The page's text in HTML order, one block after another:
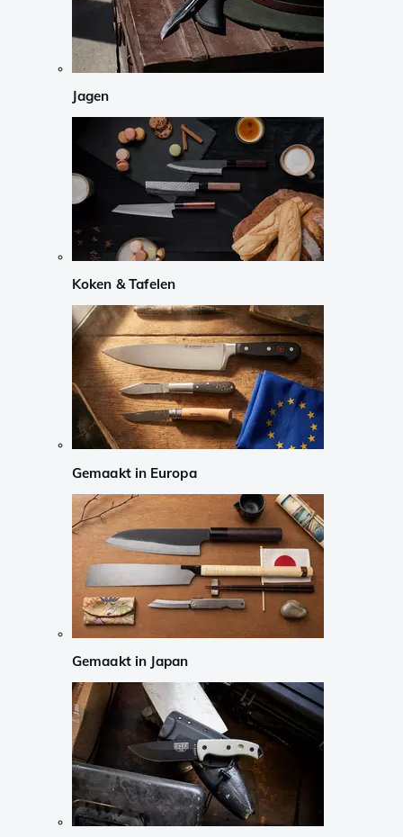
Jagen
Koken & Tafelen
Gemaakt in Europa
Gemaakt in Japan